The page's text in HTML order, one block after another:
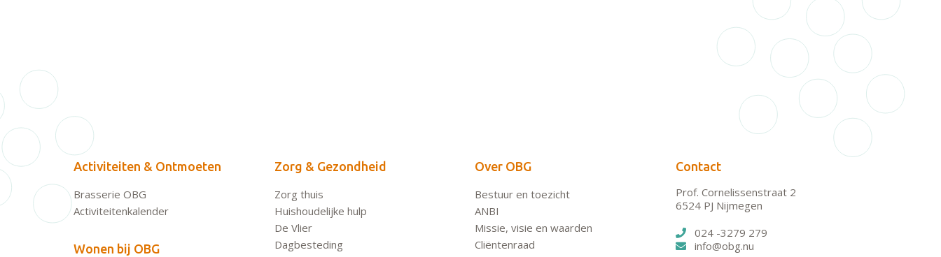
Activiteiten & Ontmoeten
Brasserie OBG
Activiteitenkalender
Wonen bij OBG
Zorg & Gezondheid
Zorg thuis
Huishoudelijke hulp
De Vlier
Dagbesteding
Over OBG
Bestuur en toezicht
ANBI
Missie, visie en waarden
Cliëntenraad
Contact
Prof. Cornelissenstraat 2
6524 PJ Nijmegen
024 -3279 279
info@obg.nu